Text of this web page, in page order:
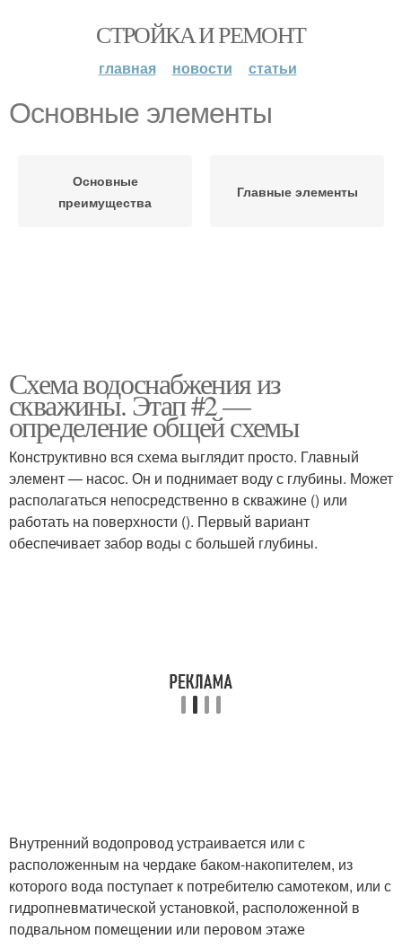
СТРОЙКА И РЕМОНТ
главная новости статьи
Основные элементы
Основные
преимущества
Главные элементы
Схема водоснабжения из
скважины. Этап #2 —
определение общей схемы
Конструктивно вся схема выглядит просто. Главный
элемент — насос. Он и поднимает воду с глубины. Может
располагаться непосредственно в скважине () или
работать на поверхности (). Первый вариант
обеспечивает забор воды с большей глубины.
Внутренний водопровод устраивается или с
расположенным на чердаке баком-накопителем, из
которого вода поступает к потребителю самотеком, или с
гидропневматической установкой, расположенной в
подвальном помещении или перовом этаже